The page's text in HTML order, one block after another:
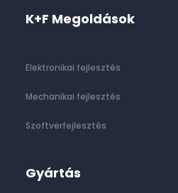
K+F Megoldások
Elektronikai fejlesztés
Mechanikai fejlesztés
Szoftverfejlesztés
Gyártás